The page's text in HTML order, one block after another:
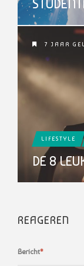
7 JAAR
LIFESTYLE
DE 8
REAGEREN
Bericht*